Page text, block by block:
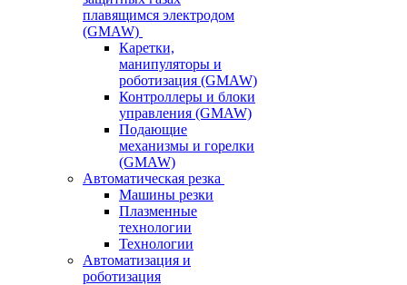
плавящимся электродом
(GMAW)
Каретки,
манипуляторы и
роботизация (GMAW)
Контроллеры и блоки
управления (GMAW)
Подающие
механизмы и горелки
(GMAW)
Автоматическая резка
Машины резки
Плазменные
технологии
Технологии
Автоматизация и
роботизация